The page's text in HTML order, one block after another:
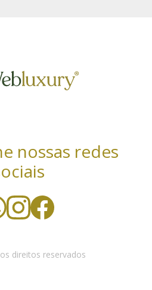
e tecnologias
a nossa Política de
nossas redes
direitos reservados